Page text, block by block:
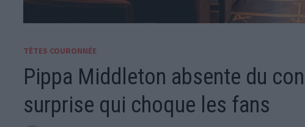
TÊTES COURONNÉE
Pippa Middleton absente du
surprise qui choque les fans